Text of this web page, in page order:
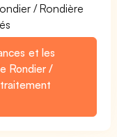
/ Rondière
et les
Rondier /